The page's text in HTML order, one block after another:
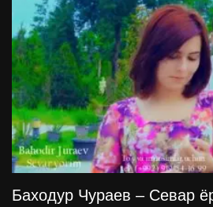
Баходур Чураев – Севар